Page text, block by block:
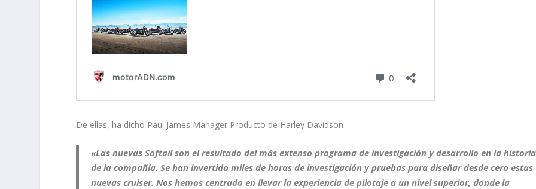
De ellas, ha dicho Paul James Manager Producto de Harley Davidson
«Las nuevas Softail son el resultado del más extenso programa de investigación y desarrollo en la historia
de la compañía. Se han invertido miles de horas de investigación y pruebas para diseñar desde cero estas
nuevas cruiser. Nos hemos centrado en llevar la experiencia de pilotaje a un nivel superior, dondela